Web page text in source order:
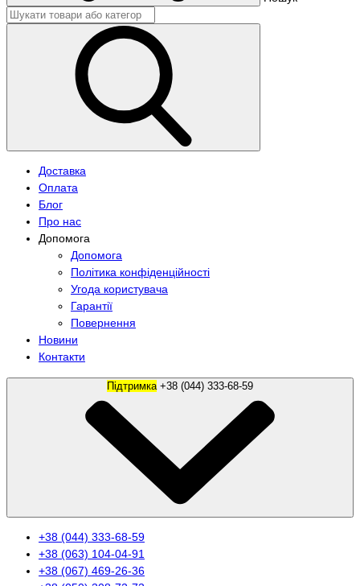
Доставка
Оплата
Блог
Про нас
Допомога
Допомога
Політика конфіденційності
Угода користувача
Гарантії
Повернення
Новини
Контакти
Підтримка
+38 (044) 333-68-59
+38 (063) 104-04-91
+38 (067) 469-26-36